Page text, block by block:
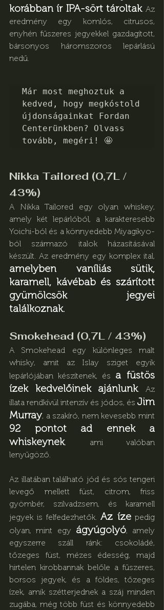
korábban ír IPA-sört tároltak. Az
eredmény egy komlós, citrusos,
enyhén fűszeres jegyekkel gazdagított,
bársonyos háromszoros lepárlású
nedű.
Már most meghoztuk a
kedved, hogy megkóstold
újdonságainkat Fordan
Centerünkben? Olvass
tovább, megéri! 🤩
Nikka Tailored (0,7L /
43%)
A Nikka Tailored egy olyan whiskey,
amely két lepárlóból, a karakteresebb
Yoichi-ból és a könnyedebb Miyagikyo-
ból származó italok házasításával
amelyben vaníliás sütik,
karamell, kávébab és szárított
gyümölcsök jegyei
találkoznak.
Smokehead (0,7L / 43%)
A Smokehead egy különleges malt
whisky, amit az Islay sziget egyik
lepárlójában készítenek, és a füstös
ízek kedvelőinek ajánlunk. Az
illata rendkívül intenzív és jódos, és Jim
Murray
92 pontot ad ennek a
whiskeynek, ami valóban
lenyűgöző.
Az illatában található jód és sós tengeri
levegő mellett füst, citrom, friss
gyömbér, szilvadzsem, és karamell
jegyek is felfedezhetők. Az íze pedig
olyan, mint egy ágyúgolyó, amely
egyszerre száll ránk: csokoládé,
tőzeges füst, mézes édesség, majd
hirtelen kirobbannak belőle a fűszeres,
borsos jegyek, és a földes, tőzeges
ízek, amik szétterjednek a száj minden
zugába, még több füst és könnyedebb